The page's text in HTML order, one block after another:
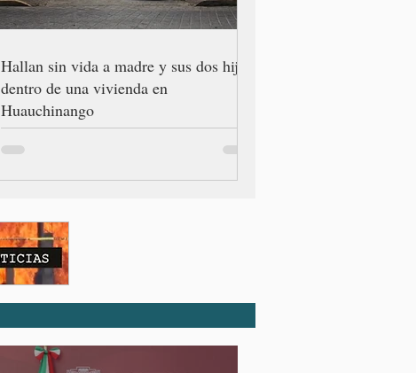
Hallan sin vida a madre y sus dos hijos
dentro de una vivienda en
Huauchinango